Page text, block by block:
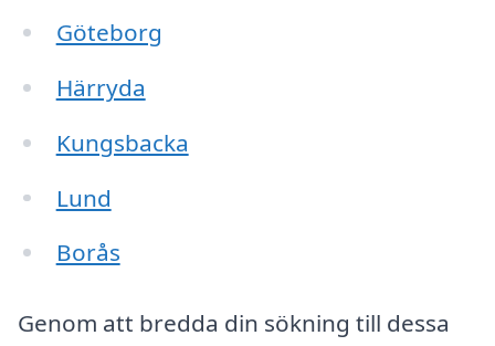
Göteborg
Härryda
Kungsbacka
Lund
Borås
Genom att bredda din sökning till dessa